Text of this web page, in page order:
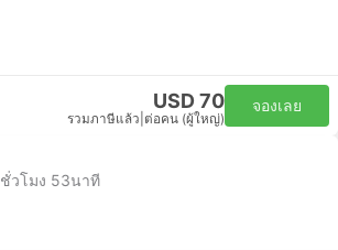
USD 70
รวมภาษีแล้ว ต่อคน (ผู้ใหญ่)
จองเลย
วโมง 53นาที